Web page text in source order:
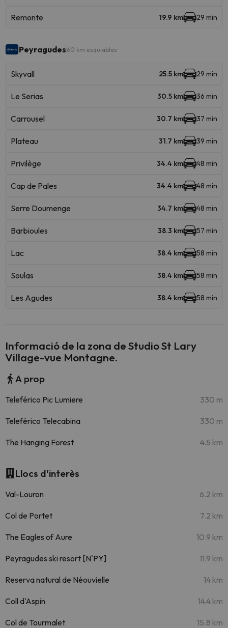
Remonte 19.9 km 29 min
Peyragudes 60 km esquiables
Skyvall 25.5 km 29 min
Le Serias 30.5 km 36 min
Carrousel 30.7 km 37 min
Plateau 31.7 km 39 min
Privilège 34.4 km 48 min
Cap de Pales 34.4 km 48 min
Serre Doumenge 34.7 km 48 min
Barbioules 38.3 km 57 min
Lac 38.4 km 58 min
Soulas 38.4 km 58 min
Les Agudes 38.4 km 58 min
Informació de la zona de Studio St Lary
Village-vue Montagne.
A prop
Teleférico Pic Lumiere 330 m
Teleférico Telecabina 330 m
The Hanging Forest 4.5 km
Llocs d'interès
Val-Louron 6.2 km
Col de Portet 7.2 km
The Eagles of Aure 10.9 km
Peyragudes ski resort [N'PY] 11.9 km
Reserva natural de Néouvielle 14 km
Coll d'Aspin 14.4 km
Col de Tourmalet 15.8 km